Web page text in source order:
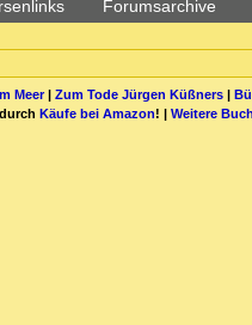
Forumsarchive
Meer| Zum Tode Jürgen Küßners|
durch Käufe bei Amazon! | Weitere